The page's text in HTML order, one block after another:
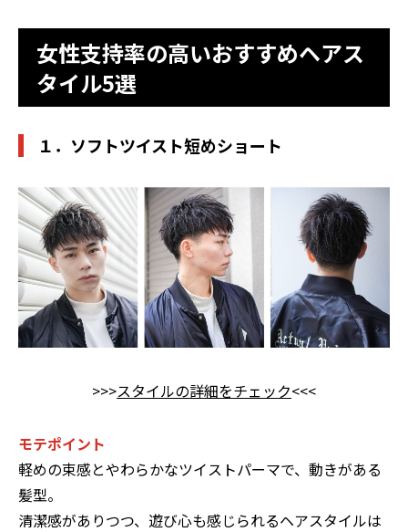
女性支持率の高いおすすめヘアス
タイル5選
１．ソフトツイスト短めショート
>>>スタイルの詳細をチェック<<<
モテポイント
軽めの束感とやわらかなツイストパーマで、動きがある
髪型。
清潔感がありつつ、遊び心も感じられるヘアスタイルは